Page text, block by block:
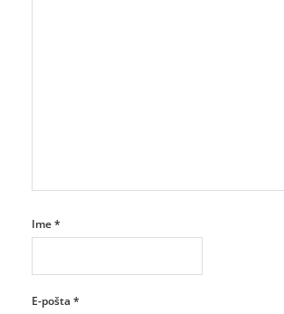
Ime*
E-pošta *